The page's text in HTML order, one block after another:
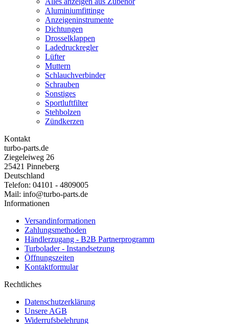
Aluminiumfittinge
Anzeigeninstrumente
Dichtungen
Drosselklappen
Ladedruckregler
Lüfter
Muttern
Schlauchverbinder
Schrauben
Sonstiges
Sportluftfilter
Stehbolzen
Zündkerzen
Kontakt
turbo-parts.de
Ziegeleiweg 26
25421 Pinneberg
Deutschland
Telefon: 04101 - 4809005
Mail: info@turbo-parts.de
Informationen
Versandinformationen
Zahlungsmethoden
Händlerzugang - B2B Partnerprogramm
Turbolader - Instandsetzung
Öffnungszeiten
Kontaktformular
Rechtliches
Datenschutzerklärung
Unsere AGB
Widerrufsbelehrung